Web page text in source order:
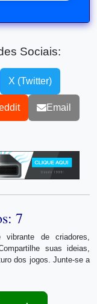
Sociais:
X (Twitter)
Email
7
vibrante de criadores,
suas ideias,
dos jogos. Junte-se a